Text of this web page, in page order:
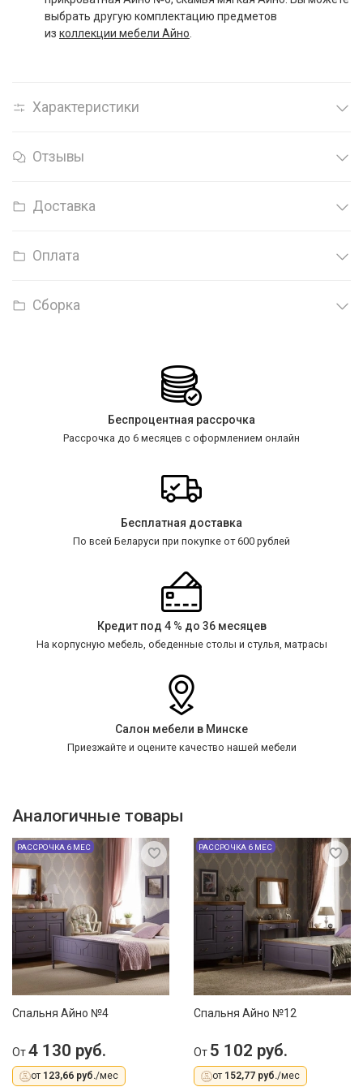
выбрать другую комплектацию предметов
из коллекции мебели Айно.
Характеристики
Отзывы
Доставка
Оплата
Сборка
Беспроцентная рассрочка
Рассрочка до 6 месяцев с оформлением онлайн
Бесплатная доставка
По всей Беларуси при покупке от 600 рублей
Кредит под 4 % до 36 месяцев
На корпусную мебель, обеденные столы и стулья, матрасы
Салон мебели в Минске
Приезжайте и оцените качество нашей мебели
Аналогичные товары
РАССРОЧКА 6 МЕС
Спальня Айно №4
От4 130 руб.
от 123,66 руб./мес
РАССРОЧКА 6 МЕС
Спальня Айно №12
От 5 102 руб.
от 152,77 руб./мес